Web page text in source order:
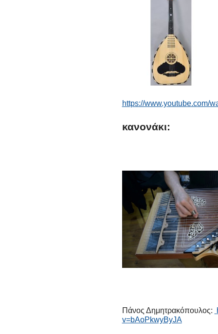
https://www.youtube.com/
κανονάκι:
Πάνος Δημητρακόπουλος:
v=bAoPkwyByJA